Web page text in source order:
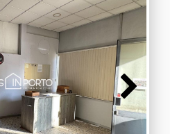
Next